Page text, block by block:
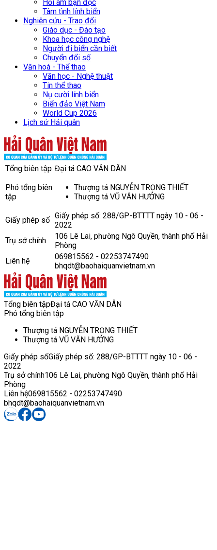
Hồi âm bạn đọc
Tâm tình lính biển
Nghiên cứu - Trao đổi
Giáo dục - Đào tạo
Khoa học công nghệ
Người đi biển cần biết
Chuyển đổi số
Văn hoá - Thể thao
Văn học - Nghệ thuật
Tin thể thao
Nụ cười lính biển
Biển đảo Việt Nam
World Cup 2026
Lịch sử Hải quân
Tổng biên tập Đại tá CAO VĂN DÂN
Phó tổng biên
tập
Thượng tá NGUYỄN TRỌNG THIẾT
Thượng tá VŨ VĂN HƯỞNG
Giấy phép số Giấy phép số: 288/GP-BTTTT ngày 10 - 06 -
2022
Trụ sở chính
106 Lê Lai, phường Ngô Quyền, thành phố Hải
Phòng
Liên hệ
069815562 - 02253747490
bhqdt@baohaiquanvietnam.vn
Tổng biên tậpĐại tá CAO VĂN DÂN
Phó tổng biên tập
Thượng tá NGUYỄN TRỌNG THIẾT
Thượng tá VŨ VĂN HƯỞNG
Giấy phép sốGiấy phép số: 288/GP-BTTTT ngày 10 - 06 -
2022
Trụ sở chính106 Lê Lai, phường Ngô Quyền, thành phố Hải
Phòng
Liên hệ069815562 - 02253747490
bhqdt@baohaiquanvietnam.vn